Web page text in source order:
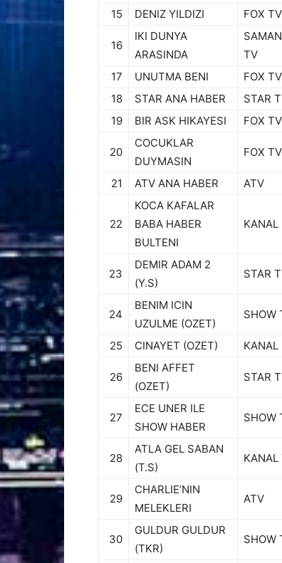
15 DENIZ YILDIZI FOX TV
16
IKI DUNYA
ARASINDA
TV
17 UNUTMA BENI FOX TV
18
STAR ANA HABER STAR
19
BIR ASK HIKAYESI FOX TV
20
COCUKLAR
DUYMASIN
FOX TV
21 ATV ANA HABER ATV
22
KOCA KAFALAR
BABA HABER
BULTENI
KANAL
23
DEMIR ADAM 2
(Y.S)
STAR
24
BENIM ICIN
UZULME (OZET)
SHOW
25 CINAYET (OZET) KANAL
26
BENI AFFET
(OZET)
STAR
27
ECE UNER ILE
SHOW HABER
SHOW
28
ATLA GEL SABAN
(T.S)
KANAL
29
CHARLIE’NIN
MELEKLERI
ATV
30
GULDUR GULDUR
(TKR)
SHOW